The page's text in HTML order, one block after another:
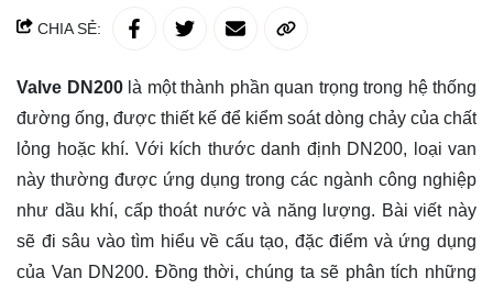
CHIA SẺ:
Valve DN200là một thành phần quan trọng trong hệ thống
đường ống, được thiết kế để kiểm soát dòng chảy của chất
lỏng hoặc khí. Với kích thước danh định DN200, loại van
này thường được ứng dụng trong các ngành công nghiệp
như dầu khí, cấp thoát nước và năng lượng. Bài viết này
sẽ đi sâu vào tìm hiểu về cấu tạo, đặc điểm và ứng dụng
của Van DN200. Đồng thời, chúng ta sẽ phân tích những